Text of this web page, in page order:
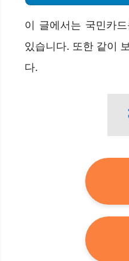
이 글에서는 국민카
있습니다. 또한 같이
다.